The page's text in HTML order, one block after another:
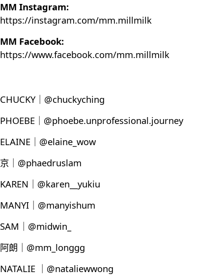
MM Instagram:
https://instagram.com/mm.millmilk
MM Facebook:
https://www.facebook.com/mm.millmilk
CHUCKY｜@chuckyching
PHOEBE｜@phoebe.unprofessional.journey
ELAINE｜@elaine_wow
京｜@phaedruslam
KAREN｜@karen__yukiu
MANYI｜@manyishum
SAM｜@midwin_
阿朗｜@mm_longgg
NATALIE ｜@nataliewwong